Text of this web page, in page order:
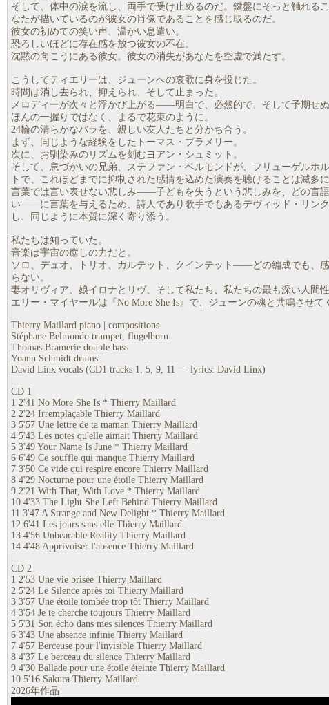
そして、体中の涙を流し、両手で受け止めるのだ。鍵盤にそっと触れる
なたが描いているのが彼女の肖像であることを感じ取るのだ。
彼女の初めての笑い声、温かい息遣い。
恐ろしいほどに存在感を放つ彼女の不在。
沈黙の向こうにある彼女。彼女の消失があなたを空虚で満たす。
こうしてティエリーは、ジューンへの哀歌に身を投じた。
時間は消し去られ、抑えられ、そして止まった。
メロディーが次々と浮かび上がる――明白で、必然的で、そして予期せぬ
ほんの一握りではなく、まるで花束のように。
24輪の清らかなバラを、親しい友人たちと分かち合う。
まず、同じような経験をしたトーマス・ブラメリー。
次に、お馴染みのリズムを刻むヨアン・シュミット。
そして、息づかいの兄弟、ステファン・ベルモンドが、フリューゲルホ
トで、これほどまでに抑制された感情を込めた演奏を聴けることは滅多に
言葉では言い表せない悲しみ――子どもを失うという悲しみを、どの言
い――に言葉を与えるため、詩人であり歌手でもあるデヴィッド・リン
し、同じように本質に深く寄り添う。
私たちは知っていた。
音楽は宇宙の癒しの力だと。
ソロ、デュオ、トリオ、カルテット、クインテット――どの編成でも、
らない。
妻オリヴィア、娘イロナとリヴ、そして私たち、私たちの最も深い人間
エリー・マイヤールは『No More She Is』で、ジューンの魂と共鳴させて
Thierry Maillard piano | compositions
Stéphane Belmondo trumpet, flugelhorn
Thomas Bramerie double bass
Yoann Schmidt drums
David Linx vocals (CD1 tracks 1, 5, 9, 11 — lyrics: David Linx)
CD 1
1 2'41 No More She Is * Thierry Maillard
2 2'24 Irremplaçable Thierry Maillard
3 5'57 Une lettre de ta maman Thierry Maillard
4 5'43 Les notes qu'elle aimait Thierry Maillard
5 3'49 Your Name Is June * Thierry Maillard
6 6'49 Ce souffle qui manque Thierry Maillard
7 3'50 Ce vide qui respire encore Thierry Maillard
8 4'29 Nocturne pour une étoile Thierry Maillard
9 2'21 With That, With Love * Thierry Maillard
10 4'33 The Light She Left Behind Thierry Maillard
11 3'47 A Strange and New Delight * Thierry Maillard
12 6'41 Les jours sans elle Thierry Maillard
13 4'56 Unbearable Reality Thierry Maillard
14 4'48 Apprivoiser l'absence Thierry Maillard
CD 2
1 2'53 Une vie brisée Thierry Maillard
2 5'24 Le Silence après toi Thierry Maillard
3 3'57 Une étoile tombée trop tôt Thierry Maillard
4 3'54 Je te cherche toujours Thierry Maillard
5 5'31 Son écho dans mes silences Thierry Maillard
6 3'43 Une absence infinie Thierry Maillard
7 4'57 Berceuse pour l'invisible Thierry Maillard
8 4'37 Le berceau du silence Thierry Maillard
9 4'30 Ballade pour une étoile éteinte Thierry Maillard
10 5'16 Sakura Thierry Maillard
2026年作品